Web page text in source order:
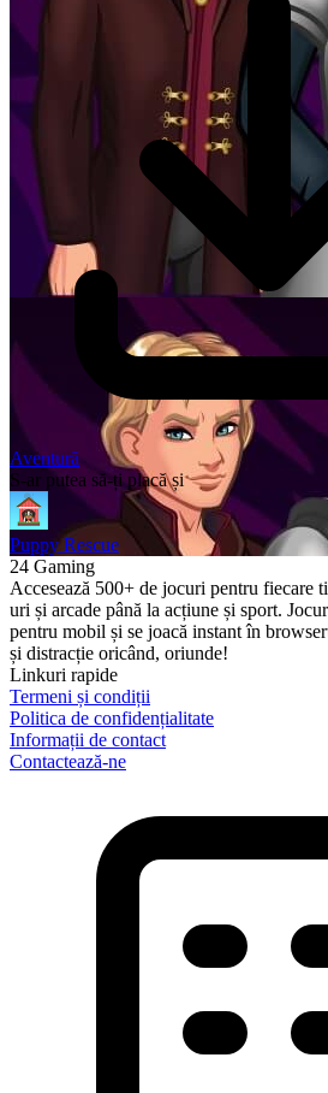
Aventură
S-ar putea să-ți placă și
Puppy Rescue
24 Gaming
Accesează 500+ de jocuri pentru fiecare
uri și arcade până la acțiune și sport.
pentru mobil și se joacă instant în
și distracție oricând, oriunde!
Linkuri rapide
Termeni și condiții
Politica de confidențialitate
Informații de contact
Contactează-ne